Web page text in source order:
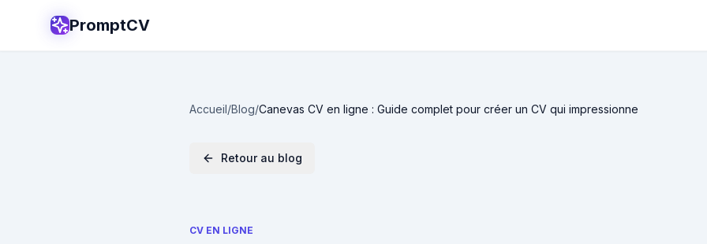
PromptCV
Accueil/Blog/Canevas CV en ligne : Guide complet pour créer un CV qui impressionne
Retour au blog
CV EN LIGNE